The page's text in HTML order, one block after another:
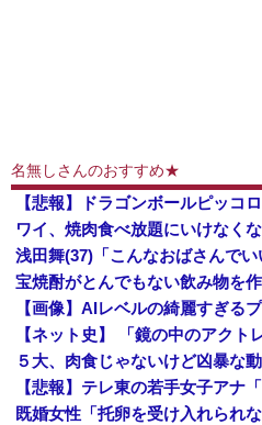
名無しさんのおすすめ★
ワイ、焼肉食べ放題にいけなく
浅田舞(37)「こんなおばさんでい
宝焼酎がとんでもない飲み物を
既婚女性「托卵を受け入れられ